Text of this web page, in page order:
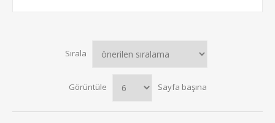
Sırala
Görüntüle Sayfa başına